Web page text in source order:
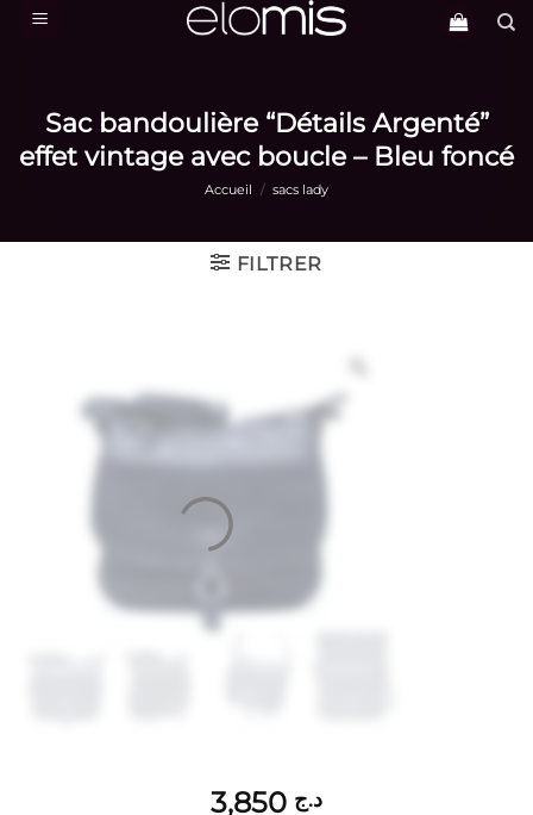
Passer
Sac bandoulière “Détails Argenté”
effet vintage avec boucle – Bleu foncé
Accueil / sacs lady
FILTRER
د.ج